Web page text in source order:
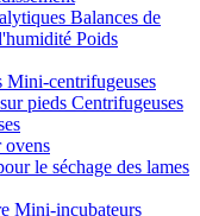
Balances de
Poids
Mini-centrifugeuses
pieds Centrifugeuses
ovens
le séchage des lames
Mini-incubateurs